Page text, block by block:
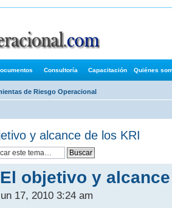
Consultoría Capacitación Quiénes
de Riesgo Operacional
y alcance de los KRI
objetivo y
17, 2010 3:24 am